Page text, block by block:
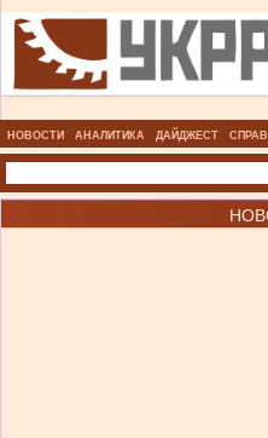
НОВОСТИ АНАЛИТИКА ДАЙДЖЕСТ